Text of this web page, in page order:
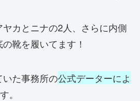
カとニナの2人、さらに内側
靴を履いてます！
た事務所の公式データーによ
。